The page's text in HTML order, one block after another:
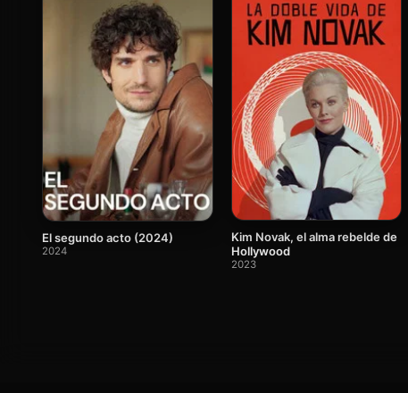
El segundo acto (2024)
2024
Kim Novak, el alma rebelde de
Hollywood
2023